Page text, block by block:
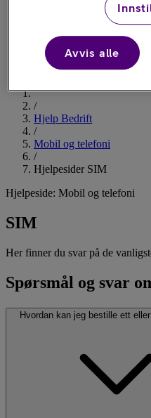
/
Hjelp Bedrift
/
Mobil og telefoni
/
Hjelpesider SIM
Hjelpeside: Mobil og telefoni
SIM
Her finner du svar på de
Spørsmål og svar
Hvordan kan jeg bestille ett
Avvis alle